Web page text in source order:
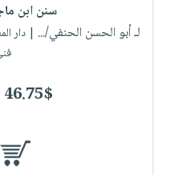
سنن ابن
لـ أبو الحسن الحنفي/... | دار
46.75$